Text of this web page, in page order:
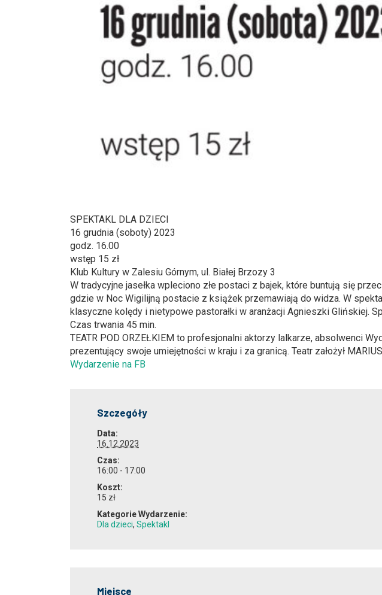
SPEKTAKL DLA DZIECI
16 grudnia (soboty) 2023
godz. 16.00
wstęp 15 zł
Klub Kultury w Zalesiu Górnym, ul. Białej Brzozy 3
W tradycyjne jasełka wpleciono złe postaci z bajek, które buntują się
gdzie w Noc Wigilijną postacie z książek przemawiają do widza. W
klasyczne kolędy i nietypowe pastorałki w aranżacji Agnieszki Glińskiej.
Czas trwania 45 min.
TEATR POD ORZEŁKIEM to profesjonalni aktorzy lalkarze, absolwenci
prezentujący swoje umiejętności w kraju i za granicą. Teatr założył
Wydarzenie na FB
Szczegóły
Data:
16.12.2023
Czas:
16:00 - 17:00
Koszt:
15 zł
Kategorie Wydarzenie:
Dla dzieci,Spektakl
Miejsce